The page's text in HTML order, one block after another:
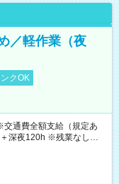
／軽作業（夜
クOK
通費全額支給（規定あ
深夜120h ※残業なしの場